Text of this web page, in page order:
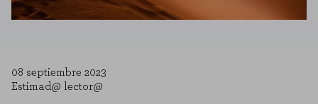
08 septiembre 2023
Estimad@ lector@